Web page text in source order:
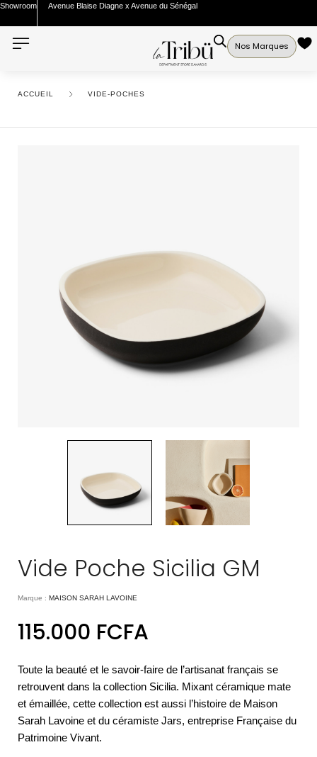
Showroom Avenue Blaise Diagne x Avenue du Sénégal
Nos Marques
ACCUEIL VIDE-POCHES
Vide Poche Sicilia GM
Marque : MAISON SARAH LAVOINE
115.000 FCFA
Toute la beauté et le savoir-faire de l’artisanat français se
retrouvent dans la collection Sicilia. Mixant céramique mate
et émaillée, cette collection est aussi l’histoire de Maison
Sarah Lavoine et du céramiste Jars, entreprise Française du
Patrimoine Vivant.